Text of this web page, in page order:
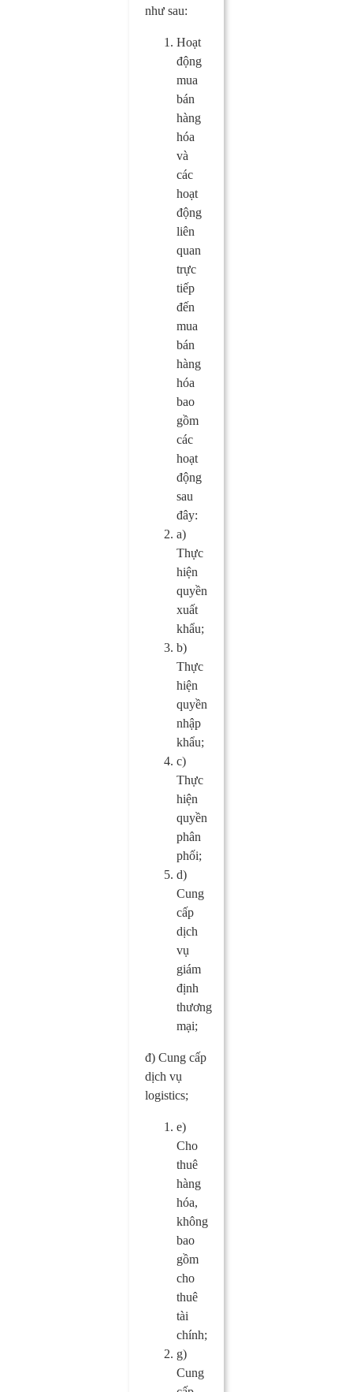
như sau:
Hoạt
động
mua
bán
hàng
hóa
và
các
hoạt
động
liên
quan
trực
tiếp
đến
mua
bán
hàng
hóa
bao
gồm
các
hoạt
động
sau
đây:
a)
Thực
hiện
quyền
xuất
khẩu;
b)
Thực
hiện
quyền
nhập
khẩu;
c)
Thực
hiện
quyền
phân
phối;
d)
Cung
cấp
dịch
vụ
giám
định
thương
mại;
đ) Cung cấp
dịch vụ
logistics;
e)
Cho
thuê
hàng
hóa,
không
bao
gồm
cho
thuê
tài
chính;
g)
Cung